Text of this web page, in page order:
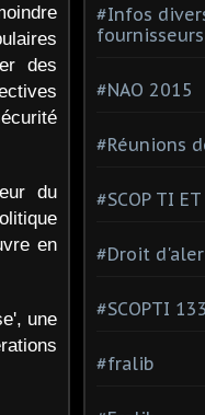
des
du
en
une
#Infos
fournisseurs
#NAO 2015
#Réunions
#SCOP TI
#Droit
#SCOPTI
#fralib